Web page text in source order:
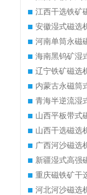
江西干选铁矿
安徽湿式磁选
河南单筒永磁
海南黑钨矿湿
辽宁铁矿磁选
内蒙古永磁筒
青海半逆流湿
山西平板带式
山西干选磁选
广西河沙磁选
新疆湿式高强
重庆磁铁矿干
河北河沙磁选